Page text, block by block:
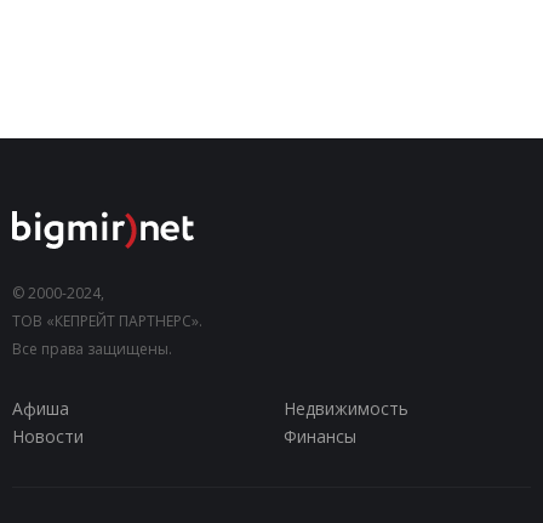
© 2000-2024,
ТОВ «КЕПРЕЙТ ПАРТНЕРС».
Все права защищены.
Афиша
Недвижимость
Новости
Финансы